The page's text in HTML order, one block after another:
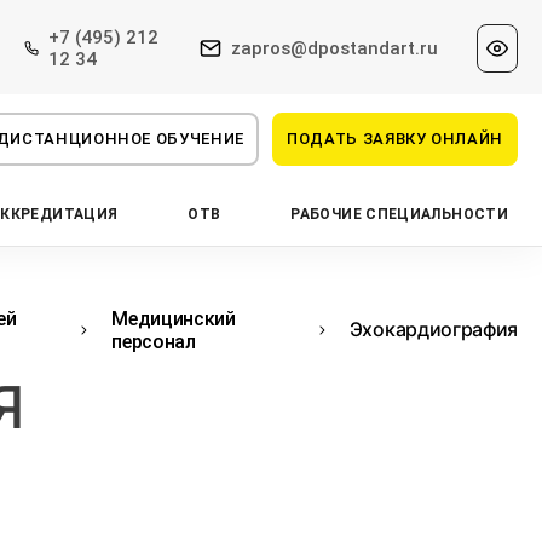
+7 (495) 212
12 34
zapros@dpostandart.ru
ОБУЧЕНИЕ ПОДАТЬ ЗАЯВКУ ОНЛАЙН
ОТВ РАБОЧИЕ СПЕЦИАЛЬНОСТИ
Медицинский
персонал
Эхокардиография